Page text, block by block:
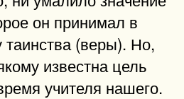
он принимал в
(веры). Но,
известна цель
учителя нашего.